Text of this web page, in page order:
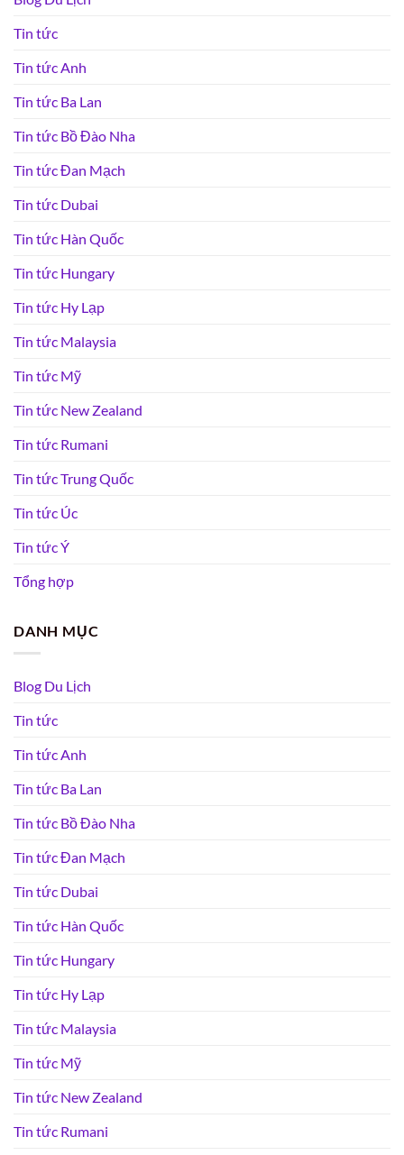
Tin tức
Tin tức Anh
Tin tức Ba Lan
Tin tức Bồ Đào Nha
Tin tức Đan Mạch
Tin tức Dubai
Tin tức Hàn Quốc
Tin tức Hungary
Tin tức Hy Lạp
Tin tức Malaysia
Tin tức Mỹ
Tin tức New Zealand
Tin tức Rumani
Tin tức Trung Quốc
Tin tức Úc
Tin tức Ý
Tổng hợp
DANH MỤC
Blog Du Lịch
Tin tức
Tin tức Anh
Tin tức Ba Lan
Tin tức Bồ Đào Nha
Tin tức Đan Mạch
Tin tức Dubai
Tin tức Hàn Quốc
Tin tức Hungary
Tin tức Hy Lạp
Tin tức Malaysia
Tin tức Mỹ
Tin tức New Zealand
Tin tức Rumani